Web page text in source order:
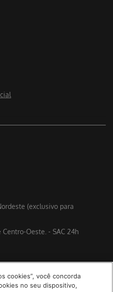
(exclusivo para
Oeste. - SAC 24h
cookies”, você concorda
no seu dispositivo,